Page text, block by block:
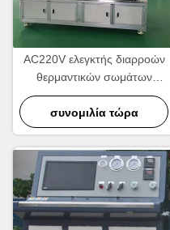
AC220V ελεγκτής διαρροών
θερμαντικών σωμάτων
πίεσης δοκιμής, ελεγκτής
διαρροών αέρα αεροστεγής
συνομιλία τώρα